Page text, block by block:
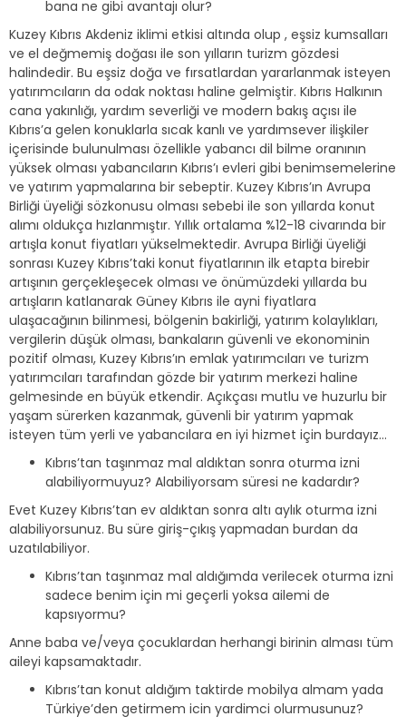
bana ne gibi avantajı olur?
Kuzey Kıbrıs Akdeniz iklimi etkisi altında olup , eşsiz kumsalları
ve el değmemiş doğası ile son yılların turizm gözdesi
halindedir. Bu eşsiz doğa ve fırsatlardan yararlanmak isteyen
yatırımcıların da odak noktası haline gelmiştir. Kıbrıs Halkının
cana yakınlığı, yardım severliği ve modern bakış açısı ile
Kıbrıs’a gelen konuklarla sıcak kanlı ve yardımsever ilişkiler
içerisinde bulunulması özellikle yabancı dil bilme oranının
yüksek olması yabancıların Kıbrıs’ı evleri gibi benimsemelerine
ve yatırım yapmalarına bir sebeptir. Kuzey Kıbrıs’ın Avrupa
Birliği üyeliği sözkonusu olması sebebi ile son yıllarda konut
alımı oldukça hızlanmıştır. Yıllık ortalama %12-18 civarında bir
artışla konut fiyatları yükselmektedir. Avrupa Birliği üyeliği
sonrası Kuzey Kıbrıs’taki konut fiyatlarının ilk etapta birebir
artışının gerçekleşecek olması ve önümüzdeki yıllarda bu
artışların katlanarak Güney Kıbrıs ile ayni fiyatlara
ulaşacağının bilinmesi, bölgenin bakirliği, yatırım kolaylıkları,
vergilerin düşük olması, bankaların güvenli ve ekonominin
pozitif olması, Kuzey Kıbrıs’ın emlak yatırımcıları ve turizm
yatırımcıları tarafından gözde bir yatırım merkezi haline
gelmesinde en büyük etkendir. Açıkçası mutlu ve huzurlu bir
yaşam sürerken kazanmak, güvenli bir yatırım yapmak
isteyen tüm yerli ve yabancılara en iyi hizmet için burdayız…
Kıbrıs’tan taşınmaz mal aldıktan sonra oturma izni
alabiliyormuyuz? Alabiliyorsam süresi ne kadardır?
Evet Kuzey Kıbrıs’tan ev aldıktan sonra altı aylık oturma izni
alabiliyorsunuz. Bu süre giriş-çıkış yapmadan burdan da
uzatılabiliyor.
Kıbrıs’tan taşınmaz mal aldığımda verilecek oturma izni
sadece benim için mi geçerli yoksa ailemi de
kapsıyormu?
Anne baba ve/veya çocuklardan herhangi birinin alması tüm
aileyi kapsamaktadır.
Kıbrıs’tan konut aldığım taktirde mobilya almam yada
Türkiye’den getirmem icin yardimci olurmusunuz?